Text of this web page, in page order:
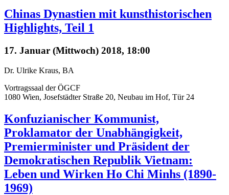
Chinas Dynastien mit kunsthistorischen
Highlights, Teil 1
17. Januar (Mittwoch) 2018, 18:00
Dr. Ulrike Kraus, BA
Vortragssaal der ÖGCF
1080 Wien, Josefstädter Straße 20, Neubau im Hof, Tür 24
Konfuzianischer Kommunist,
Proklamator der Unabhängigkeit,
Premierminister und Präsident der
Demokratischen Republik Vietnam:
Leben und Wirken Ho Chi Minhs (1890-
1969)